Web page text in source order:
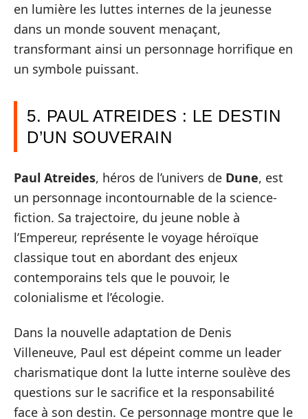
en lumière les luttes internes de la jeunesse
dans un monde souvent menaçant,
transformant ainsi un personnage horrifique en
un symbole puissant.
5. PAUL ATREIDES : LE DESTIN
D’UN SOUVERAIN
Paul Atreides, héros de l’univers de Dune, est
un personnage incontournable de la science-
fiction. Sa trajectoire, du jeune noble à
l’Empereur, représente le voyage héroïque
classique tout en abordant des enjeux
contemporains tels que le pouvoir, le
colonialisme et l’écologie.
Dans la nouvelle adaptation de Denis
Villeneuve, Paul est dépeint comme un leader
charismatique dont la lutte interne soulève des
questions sur le sacrifice et la responsabilité
face à son destin. Ce personnage montre que le